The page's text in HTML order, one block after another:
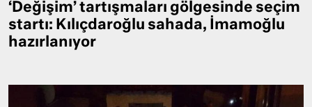
‘Değişim’ tartışmaları gölgesinde seçim
startı: Kılıçdaroğlu sahada, İmamoğlu
hazırlanıyor